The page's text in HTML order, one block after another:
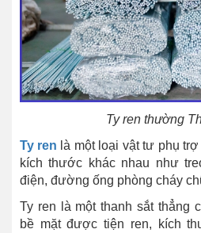
Ty ren thường
Ty ren là một loại vật tư phụ
kích thước khác nhau như
điện, đường ống phòng cháy
Ty ren là một thanh sắt thẳng
bề mặt được tiện ren, kích